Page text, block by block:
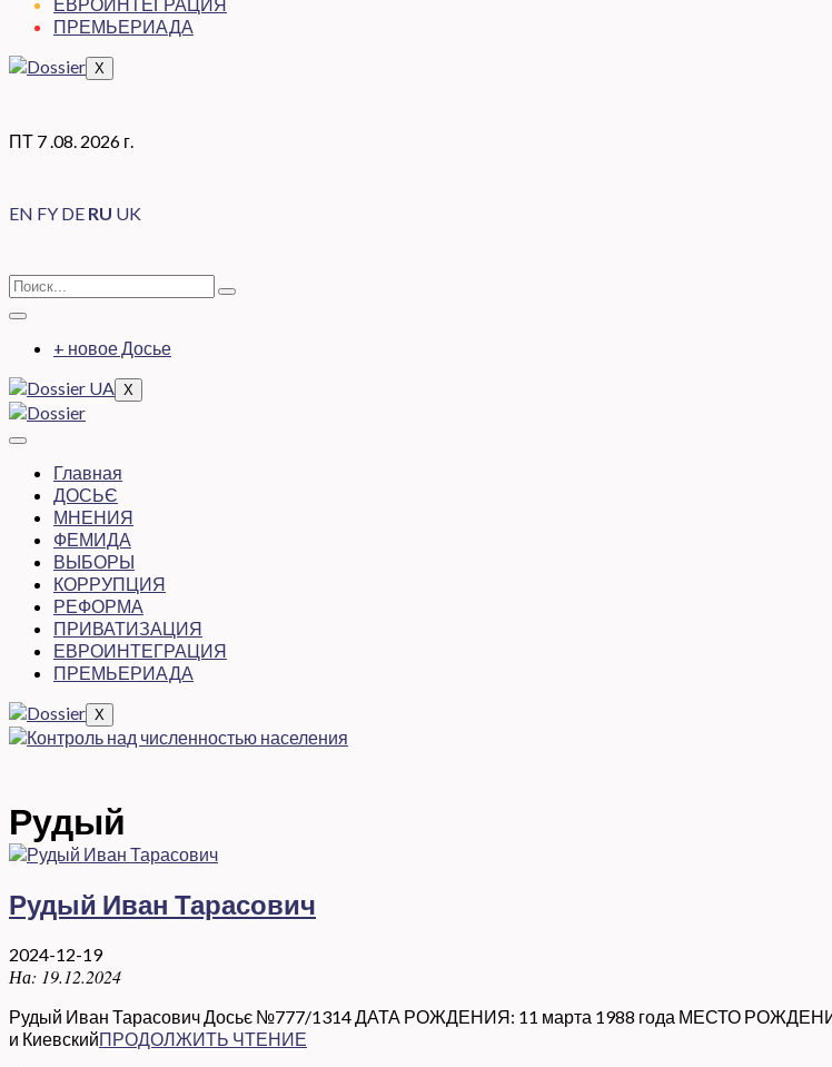
ПРЕМЬЕРИАДА
X
ПТ 7 .08. 2026 г.
EN FY DE RU UK
+ новое Досье
X
Главная
ДОСЬЄ
МНЕНИЯ
ФЕМИДА
ВЫБОРЫ
КОРРУПЦИЯ
РЕФОРМА
ПРИВАТИЗАЦИЯ
ЕВРОИНТЕГРАЦИЯ
ПРЕМЬЕРИАДА
X
Рудый
Рудый Иван Тарасович
2024-12-19
На: 19.12.2024
Рудый Иван Тарасович Досьє №777/1314 ДАТА РОЖДЕНИЯ: 11 марта 1988 года МЕСТО
и КиевскийПРОДОЛЖИТЬ ЧТЕНИЕ